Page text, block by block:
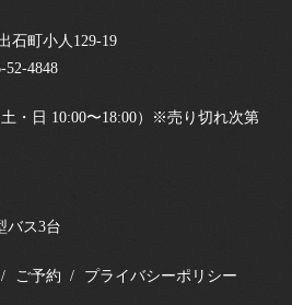
石町小人129-19
52-4848
・日 10:00〜18:00）※売り切れ次第
バス3台
ご予約
プライバシーポリシー